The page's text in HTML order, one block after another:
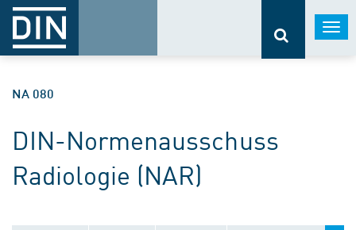
NA 080
DIN-Normenausschuss
Radiologie (NAR)